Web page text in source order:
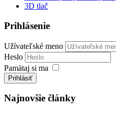
3D tlač
Prihlásenie
Užívateľské meno
Heslo
Pamätaj si ma
Prihlásiť
Najnovšie články